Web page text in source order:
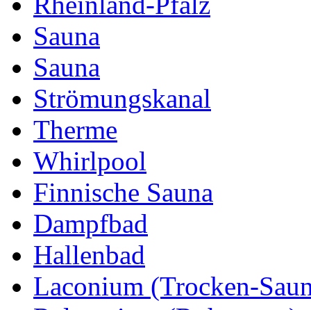
Sauna
Sauna
Strömungskanal
Therme
Whirlpool
Finnische Sauna
Dampfbad
Hallenbad
Laconium (Trocken-